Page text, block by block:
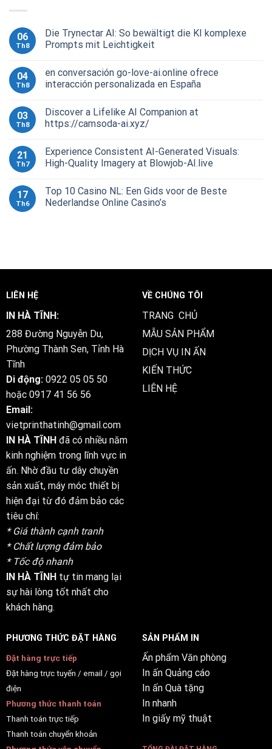
06
Th8
Die Trynectar AI: So bewältigt die KI komplexe
Prompts mit Leichtigkeit
04
Th8
en conversación go-love-ai.online ofrece
interacción personalizada en España
03
Th8
Discover a Lifelike AI Companion at
https://camsoda-ai.xyz/
21
Th7
Experience Consistent AI-Generated Visuals:
High-Quality Imagery at Blowjob-AI.live
17
Th6
Top 10 Casino NL: Een Gids voor de Beste
Nederlandse Online Casino’s
LIÊN HỆ
IN HÀ TĨNH:
288 Đường Nguyễn Du,
Phường Thành Sen, Tỉnh Hà
Tĩnh
Di động: 0922 05 05 50
hoặc 0917 41 56 56
Email:
vietprinthatinh@gmail.com
IN HÀ TĨNH đã có nhiều năm
kinh nghiệm trong lĩnh vực in
ấn. Nhờ đầu tư dây chuyền
sản xuất, máy móc thiết bị
hiện đại từ đó đảm bảo các
tiêu chí:
* Giá thành cạnh tranh
* Chất lượng đảm bảo
* Tốc độ nhanh
IN HÀ TĨNHtự tin mang lại
sự hài lòng tốt nhất cho
khách hàng.
VỀ CHÚNG TÔI
TRANG CHỦ
MẪU SẢN PHẨM
DỊCH VỤ IN ẤN
KIẾN THỨC
LIÊN HỆ
PHƯƠNG THỨC ĐẶT HÀNG
Đặt hàng trực tiếp
Đặt hàng trực tuyến / email / gọi
điện
Phương thức thanh toán
Thanh toán trực tiếp
Thanh toán chuyển khoản
SẢN PHẨM IN
Ấn phẩm Văn phòng
In ấn Quảng cáo
In ấn Quà tặng
In nhanh
In giấy mỹ thuật